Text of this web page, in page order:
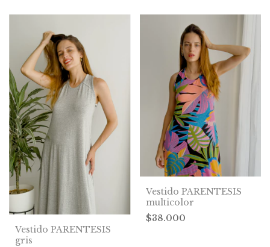
Vestido PARENTESIS
gris
Vestido PARENTESIS
multicolor
$38.000